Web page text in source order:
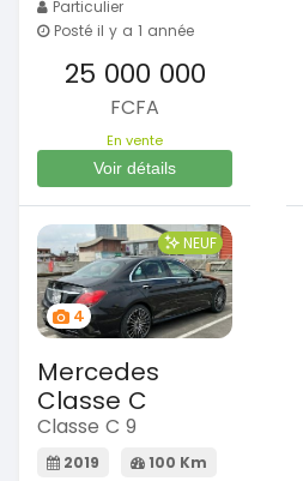
Particulier
Posté il y a 1 année
25 000 000
FCFA
En vente
Voir détails
4
NEUF
Mercedes
Classe C
Classe C 9
2019
100 Km